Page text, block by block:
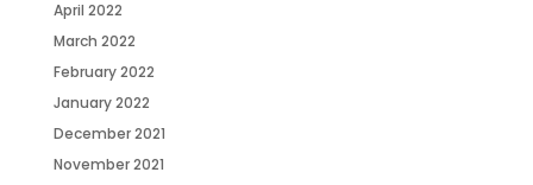
April 2022
March 2022
February 2022
January 2022
December 2021
November 2021